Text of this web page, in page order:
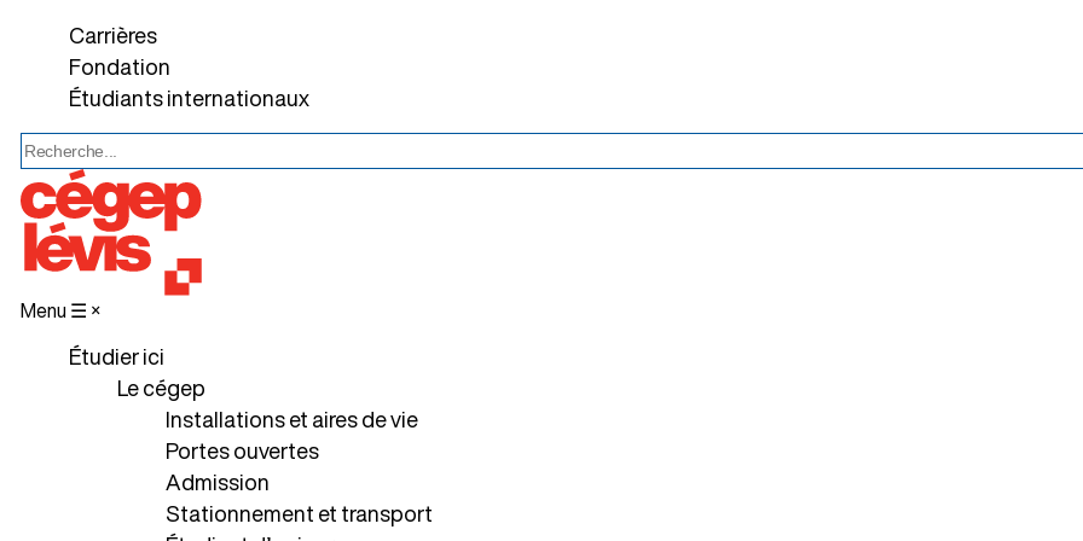
Carrières
Fondation
Étudiants internationaux
Menu ☰ ×
Étudier ici
Le cégep
Installations et aires de vie
Portes ouvertes
Admission
Stationnement et transport